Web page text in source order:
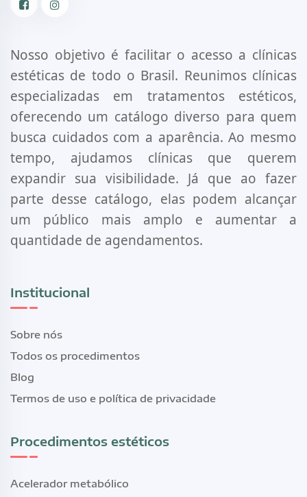
Nosso objetivo é facilitar o acesso a clínicas
estéticas de todo o Brasil. Reunimos clínicas
especializadas em tratamentos estéticos,
oferecendo um catálogo diverso para quem
busca cuidados com a aparência. Ao mesmo
tempo, ajudamos clínicas que querem
expandir sua visibilidade. Já que ao fazer
parte desse catálogo, elas podem alcançar
um público mais amplo e aumentar a
quantidade de agendamentos.
Institucional
Sobre nós
Todos os procedimentos
Blog
Termos de uso e política de privacidade
Procedimentos estéticos
Acelerador metabólico